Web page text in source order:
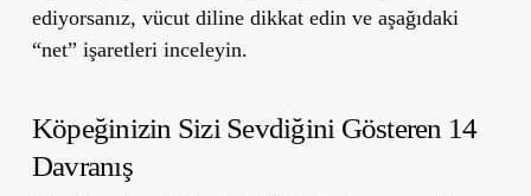
ediyorsanız, vücut diline dikkat edin ve aşağıdaki
“net” işaretleri inceleyin.
Köpeğinizin Sizi Sevdiğini Gösteren 14
Davranış